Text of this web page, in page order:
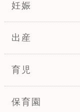
妊娠
出産
育児
保育園